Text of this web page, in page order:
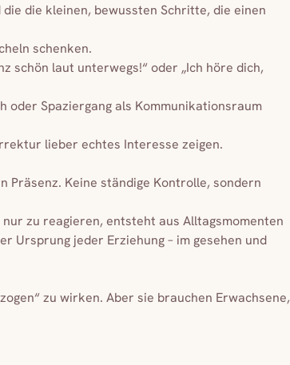
die kleinen, bewussten Schritte, die einen
schenken.
schön laut unterwegs!“ oder „Ich höre dich,
oder Spaziergang als Kommunikationsraum
lieber echtes Interesse zeigen.
Präsenz. Keine ständige Kontrolle, sondern
zu reagieren, entsteht aus Alltagsmomenten
Ursprung jeder Erziehung – im gesehen und
zu wirken. Aber sie brauchen Erwachsene,